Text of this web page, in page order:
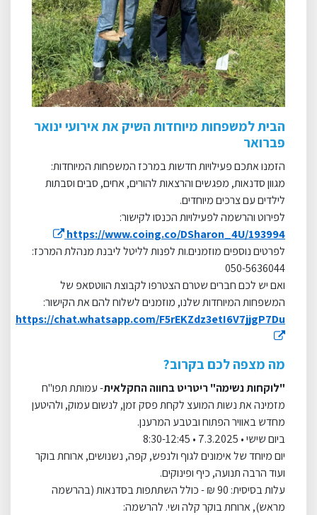
הבית למשפחות מיוחדות השיק את אירועי ינואר
פברואר
הזמנו אתכם פעילויות חדשות במרכז המשפחות המיוחדות:
מגוון סדנאות, מפגשים והרצאות להורים, אחים, סבים וסבתות
לילדים עם צרכים מיוחדים.
לפירוט והרשמה לפעילויות הכנסו לקישור:
https://www.coing.co/DSharon_4U/193994
לפרטים נוספים מוזמנים.ות לפנות לליטל ליבנת מנהלת המרכז:
050-5636044
ואם יש לכם חברים שטרם הצטרפו לקבוצת הווטסאפ של
המשפחות המיוחדות שלנו, מוזמנים לשלוח להם את הקישור:
https://chat.whatsapp.com/F5rEKZdz3etI6V7jjgP7Du
מה מצפה לכם בקרוב?
"לוקחות נשימה" ריטריט בחווה החקלאית- עמותת תפו"ח
מזמינה את נשות המועצ לקחת פסק זמן, לנשום עמוק, ולהיטען
מחדש באוויר הפתוח ובטבע המרענן.
ביום שישי • 7.3.2025 • 8:30-12:45
יום מיוחד של אימונים לגוף ולנפש, קפה, נשנושים, ארוחת בוקר
ועוד הרבה תנועה, כיף ופינוקים.
עלות בסיסית: 90 ₪ - כולל השתתפות בסדנאות (בהרשמה
מראש), ארוחת בוקר קלה ושי. להרשמה: